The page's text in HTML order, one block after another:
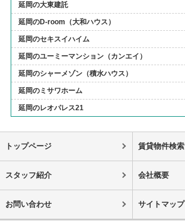
延岡の大東建託
延岡のD-room（大和ハウス）
延岡のセキスイハイム
延岡のユーミーマンション（カンエイ）
延岡のシャーメゾン（積水ハウス）
延岡のミサワホーム
延岡のレオパレス21
トップページ 賃貸物件検索
スタッフ紹介 会社概要
お問い合わせ サイトマップ